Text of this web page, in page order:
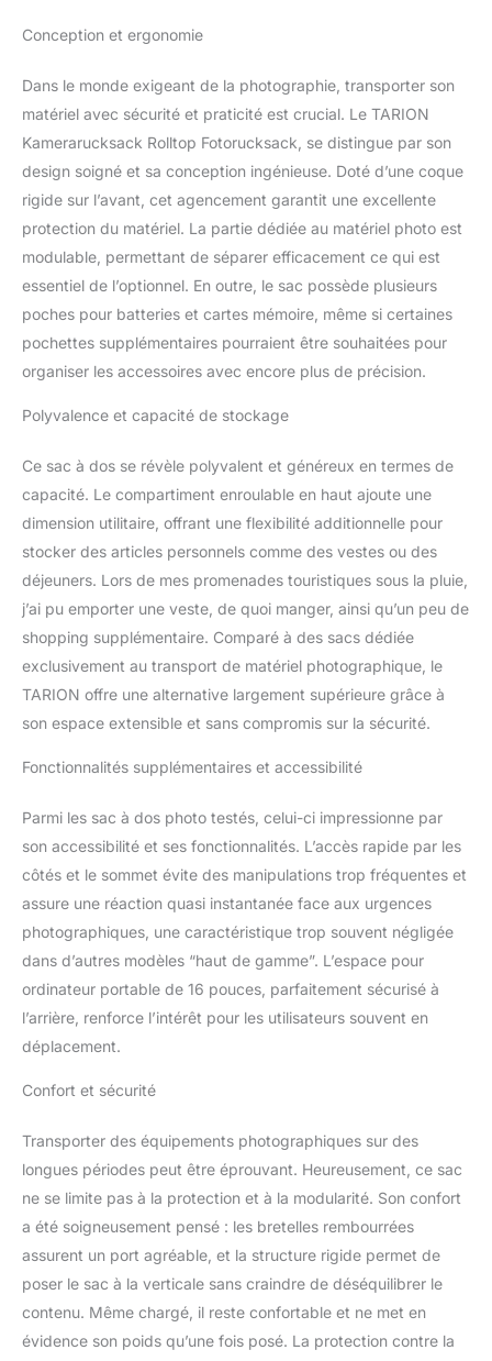
supplémentaires
organisent batteries,
câbles et petits
sécurité. Capacité
extensible 16L avec
fermeture rolltop : La
fermeture rolltop permet
un accès rapide et un
espace supplémentaire
pour vêtements
quotidiens et effets
personnels. Le
dédié accueille
portable 16 pouces. Une
un trépied et la sangle
arrière facilite les
voyages. Coque avant
rigide et séparateurs
renforcés : La façade est
équipée d’un panneau
EVA rigide associé à des
séparateurs internes
épaissis pour protéger
efficacement votre
matériel. Cette
conception à double
garantissant une sécurité
accrue pour appareils
photo et objectifs en
déplacement. Confort et
soutien dorsal
ergonomique : Doté de
bretelles rembourrées et
d’un panneau arrière
respirant, le design
équilibrée, améliorant
confort et stabilité pour
le transport de matériel
lourd en extérieur. Tissu
déperlant et housse de
pluie incluse : La coque
externe est conçue dans
un matériau déperlant
protégeant efficacement
Conception et ergonomie
Dans le monde exigeant de la photographie, transporter son
matériel avec sécurité et praticité est crucial. Le TARION
Kamerarucksack Rolltop Fotorucksack, se distingue par son
design soigné et sa conception ingénieuse. Doté d’une coque
rigide sur l’avant, cet agencement garantit une excellente
protection du matériel. La partie dédiée au matériel photo est
modulable, permettant de séparer efficacement ce qui est
essentiel de l’optionnel. En outre, le sac possède plusieurs
poches pour batteries et cartes mémoire, même si certaines
pochettes supplémentaires pourraient être souhaitées pour
organiser les accessoires avec encore plus de précision.
Polyvalence et capacité de stockage
Ce sac à dos se révèle polyvalent et généreux en termes de
capacité. Le compartiment enroulable en haut ajoute une
dimension utilitaire, offrant une flexibilité additionnelle pour
stocker des articles personnels comme des vestes ou des
déjeuners. Lors de mes promenades touristiques sous la pluie,
j’ai pu emporter une veste, de quoi manger, ainsi qu’un peu de
shopping supplémentaire. Comparé à des sacs dédiée
exclusivement au transport de matériel photographique, le
TARION offre une alternative largement supérieure grâce à
son espace extensible et sans compromis sur la sécurité.
Fonctionnalités supplémentaires et accessibilité
Parmi les sac à dos photo testés, celui-ci impressionne par
son accessibilité et ses fonctionnalités. L’accès rapide par les
côtés et le sommet évite des manipulations trop fréquentes et
assure une réaction quasi instantanée face aux urgences
photographiques, une caractéristique trop souvent négligée
dans d’autres modèles “haut de gamme”. L’espace pour
ordinateur portable de 16 pouces, parfaitement sécurisé à
l’arrière, renforce l’intérêt pour les utilisateurs souvent en
déplacement.
Confort et sécurité
Transporter des équipements photographiques sur des
longues périodes peut être éprouvant. Heureusement, ce sac
ne se limite pas à la protection et à la modularité. Son confort
a été soigneusement pensé : les bretelles rembourrées
assurent un port agréable, et la structure rigide permet de
poser le sac à la verticale sans craindre de déséquilibrer le
contenu. Même chargé, il reste confortable et ne met en
évidence son poids qu’une fois posé. La protection contre la